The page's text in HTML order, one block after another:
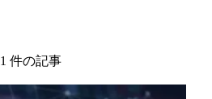
1 件の記事